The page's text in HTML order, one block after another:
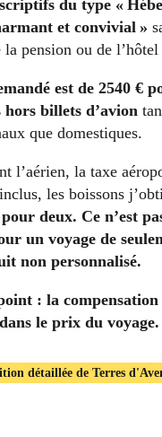
du type «
et convivial »
pension ou de
est de 2540 €
hors billets d’avion
que domestiques.
l’aérien, la taxe
les boissons
deux. Ce n’est
un voyage de
non personnalisé.
: la compensation
le prix du voyage.
détaillée de Terres